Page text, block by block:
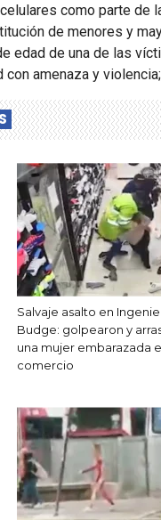
como parte de
de menores y
edad de una de las
amenaza y
Salvaje asalto en
Budge: golpearon y
una mujer embarazada
comercio